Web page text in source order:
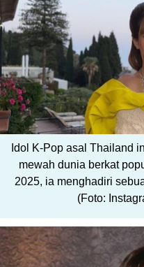
Idol K-Pop asal Thailand
mewah dunia berkat
2025, ia menghadiri
(Foto: